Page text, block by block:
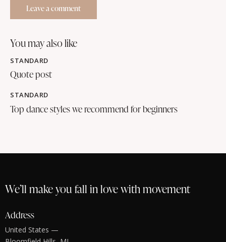
you may also like
STANDARD
Quote post
STANDARD
Top dance styles we recommend for beginners
We’ll make you fall in love with movement
Address
United States —